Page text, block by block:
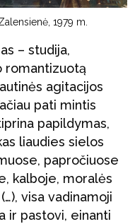
1979 m.
– studija,
romantizuotą
agitacijos
pati mintis
papildymas,
liaudies sielos
papročiuose
kalboje, moralės
visa vadinamoji
ir pastovi, einanti